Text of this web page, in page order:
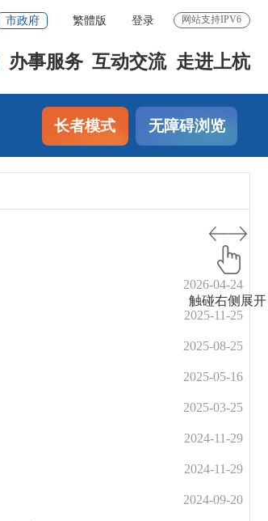
市政府 繁體版 登录 网站支持IPV6
办事服务 互动交流 走进上杭
长者模式 无障碍浏览
2026-04-24
2025-11-25
2025-08-25
2025-05-16
2025-03-25
2024-11-29
2024-11-29
2024-09-20
触碰右侧展开